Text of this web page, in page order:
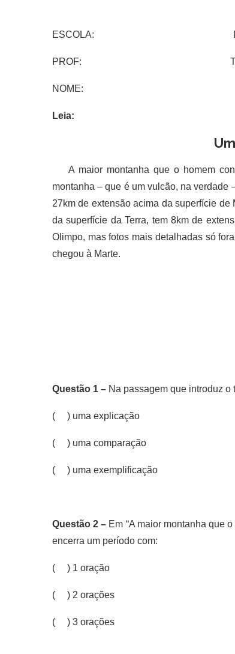
ESCOLA:
PROF:
NOME:
Leia:
A maior montanha que o homem
montanha – que é um vulcão, na verdade
27km de extensão acima da superfície de
da superfície da Terra, tem 8km de
Olimpo, mas fotos mais detalhadas só
chegou à Marte.
Questão 1 – Na passagem que introduz
( ) uma explicação
( ) uma comparação
( ) uma exemplificação
Questão 2 – Em “A maior montanha que
encerra um período com:
( ) 1 oração
( ) 2 orações
( ) 3 orações